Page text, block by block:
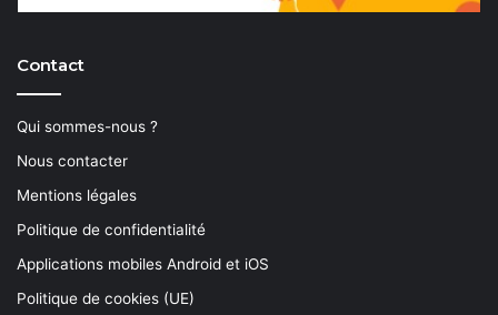
Contact
Qui sommes-nous ?
Nous contacter
Mentions légales
Politique de confidentialité
Applications mobiles Android et iOS
Politique de cookies (UE)